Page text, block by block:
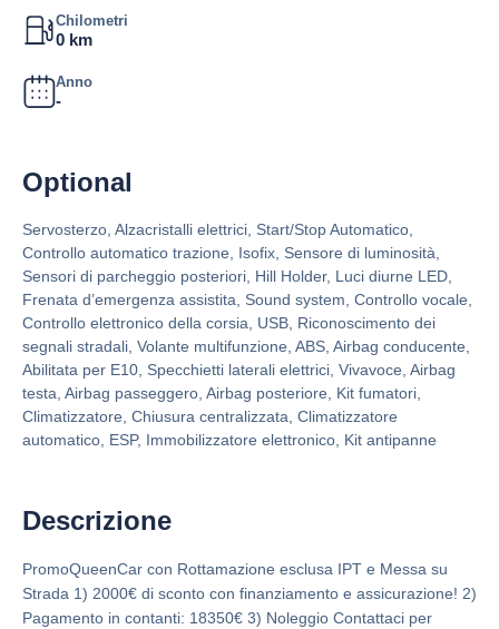
Chilometri
0 km
Anno
-
Optional
Servosterzo, Alzacristalli elettrici, Start/Stop Automatico,
Controllo automatico trazione, Isofix, Sensore di luminosità,
Sensori di parcheggio posteriori, Hill Holder, Luci diurne LED,
Frenata d’emergenza assistita, Sound system, Controllo vocale,
Controllo elettronico della corsia, USB, Riconoscimento dei
segnali stradali, Volante multifunzione, ABS, Airbag conducente,
Abilitata per E10, Specchietti laterali elettrici, Vivavoce, Airbag
testa, Airbag passeggero, Airbag posteriore, Kit fumatori,
Climatizzatore, Chiusura centralizzata, Climatizzatore
automatico, ESP, Immobilizzatore elettronico, Kit antipanne
Descrizione
PromoQueenCar con Rottamazione esclusa IPT e Messa su
Strada 1) 2000€ di sconto con finanziamento e assicurazione! 2)
Pagamento in contanti: 18350€ 3) Noleggio Contattaci per